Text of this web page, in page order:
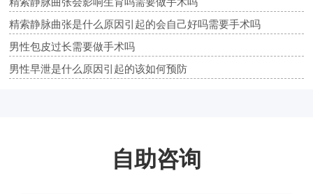
精索静脉曲张是什么原因引起的会自己好吗需要手术吗
男性包皮过长需要做手术吗
男性早泄是什么原因引起的该如何预防
自助咨询